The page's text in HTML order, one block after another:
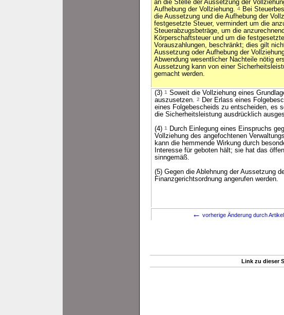
an die Stelle der Aussetzung der
Aufhebung der Vollziehung. 4 Bei
die Aussetzung und die Aufhebung der
festgesetzte Steuer, vermindert um die
Steuerabzugsbeträge, um die
Körperschaftsteuer und um die
Vorauszahlungen, beschränkt; dies gilt
Aussetzung oder Aufhebung der
Abwendung wesentlicher Nachteile nötig
Aussetzung kann von einer
gemacht werden.
(3) 1 Soweit die Vollziehung eines
auszusetzen. 2 Der Erlass eines
eines Folgebescheids zu entscheiden, es
die Sicherheitsleistung ausdrücklich
(4) 1
Durch Einlegung eines Einspruchs
Vollziehung des angefochtenen
kann die hemmende Wirkung durch
Interesse für geboten hält; sie hat das
sinngemäß.
(5) Gegen die Ablehnung der Aussetzung
Finanzgerichtsordnung angerufen werden.
← vorherige Änderung durch
Link zu dieser